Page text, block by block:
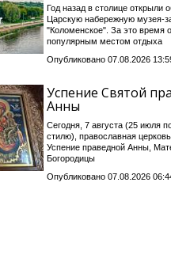
Год назад в столице открыли
Царскую набережную музея-
"Коломенское". За это время
популярным местом отдыха
Опубликовано 07.08.2026
Успение Святой
Анны
Сегодня, 7 августа (25 июля
стилю), православная
Успение праведной Анны,
Богородицы
Опубликовано 07.08.2026